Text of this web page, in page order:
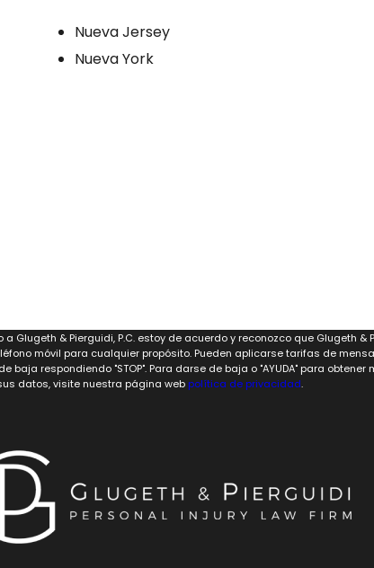
Nueva Jersey
Nueva York
Glugeth & Pierguidi, P.C. estoy de acuerdo y reconozco que Glugeth &
móvil para cualquier propósito. Pueden aplicarse tarifas de
baja respondiendo "STOP". Para darse de baja o "AYUDA" para obtener
datos, visite nuestra página web política de privacidad.